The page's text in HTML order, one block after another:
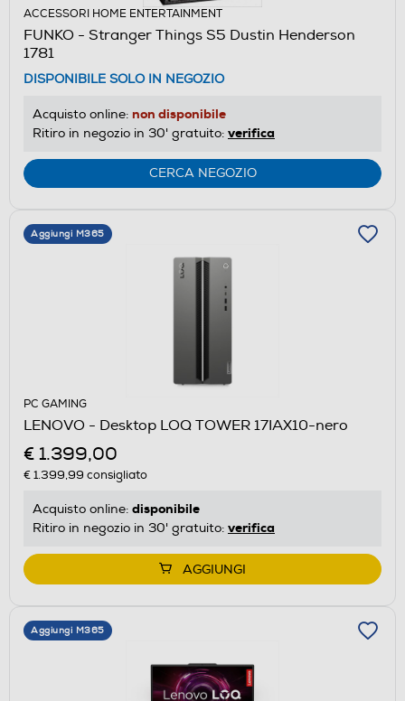
ACCESSORI HOME ENTERTAINMENT
FUNKO - Stranger Things S5 Dustin Henderson
1781
DISPONIBILE SOLO IN NEGOZIO
Acquisto online: non disponibile
Ritiro in negozio in 30' gratuito: verifica
CERCA NEGOZIO
Aggiungi M365
PC GAMING
LENOVO - Desktop LOQ TOWER 17IAX10-nero
€ 1.399,00
€ 1.399,99 consigliato
Acquisto online: disponibile
Ritiro in negozio in 30' gratuito: verifica
AGGIUNGI
Aggiungi M365